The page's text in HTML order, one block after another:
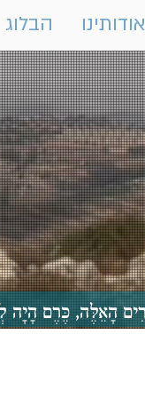
הבלוג אודותינו
הָאֵלֶּה, כֶּרֶם